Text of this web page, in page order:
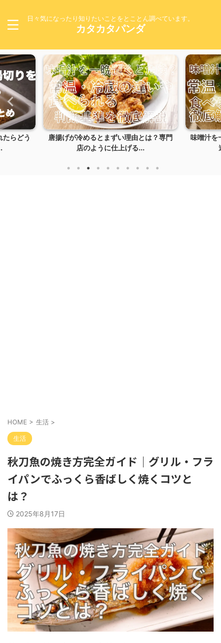
日々気になったり知りたいことをとことん調べています。
カタカタパンダ
らどう
唐揚げが冷めるとまずい理由とは？専門
店のように仕上げる...
味噌汁を
HOME > 生活 >
生活
秋刀魚の焼き方完全ガイド｜グリル・フラ
イパンでふっくら香ばしく焼くコツと
は？
2025年8月17日